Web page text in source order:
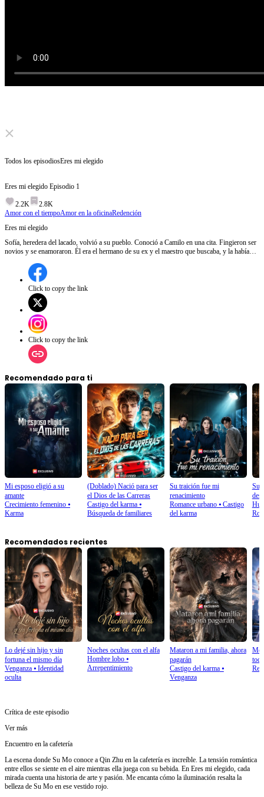
Click to unmute
Todos los episodiosEres mi elegido
Eres mi elegido Episodio 1
2.2K
2.8K
Amor con el tiempoAmor en la oficinaRedención
Eres mi elegido
Sofía, heredera del lacado, volvió a su pueblo. Conoció a Camilo en una cita. Fingieron ser
novios y se enamoraron. Él era el hermano de su ex y el maestro que buscaba, y la había
Finalmente, se amaron sin secretos.
Click to copy the link
Click to copy the link
Recomendado para ti
Mi esposo eligió a su
amante
Crecimiento femenino ⦁
Karma
(Doblado) Nació para ser
el Dios de las Carreras
Castigo del karma⦁
Búsqueda de familiares
Su traición fue mi
renacimiento
Romance urbano⦁ Castigo
del karma
Su
Recomendados recientes
Lo dejé sin hijo y sin
fortuna el mismo día
Venganza ⦁ Identidad
oculta
Noches ocultas con el alfa
Hombre lobo⦁
Arrepentimiento
Mataron a mi familia, ahora
pagarán
Castigo del karma⦁
Venganza
Me
todo
Crítica de este episodio
Ver más
Encuentro en la cafetería
La escena donde Su Mo conoce a Qin Zhu en la cafetería es increíble. La tensión romántica
entre ellos se siente en el aire mientras ella juega con su bebida. En Eres mi elegido, cada
mirada cuenta una historia de arte y pasión. Me encanta cómo la iluminación resalta la
belleza de Su Mo en ese vestido rojo.